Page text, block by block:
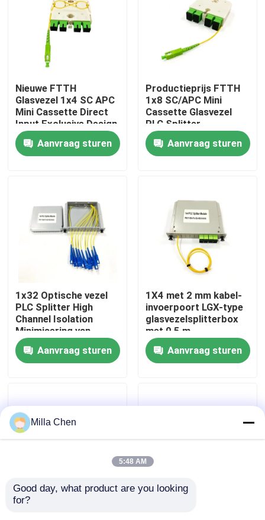
Producten
Ongeveer ons
Fabrieksreis
Kwaliteitscontrole
Contacteer ons
Gevallen
Nieuwe FTTH
Glasvezel 1x4 SC APC
Mini Cassette Direct
Input Exclusive Design
LGX PLC Splitter voor
RuslandAanvraag sturen
Productieprijs FTTH
1x8 SC/APC Mini
Cassette Glasvezel
PLC Splitter
Aanvraag sturen
1x32 Optische vezel
PLC Splitter High
Channel Isolation
Minimisering van
signaalinterferentie in
glasvezel netwerk
toepassingen
Aanvraag sturen
1X4 met 2 mm kabel-
invoerpoort LGX-type
glasvezelsplitterbox
met 0,5 m
staartlengte voor
enkelmodus SM
G657A-netwerken
Aanvraag sturen
1x8 glasvezel splitter
Milla Chen
5:48 AM
Good day, what product are you looking
for?